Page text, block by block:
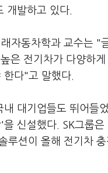
개발하고 있다.
자동차학과 교수는 "
은 전기차가 다양하
다"고 말했다.
대기업들도 뛰어들
신설했다. SK그룹
루션이 올해 전기차